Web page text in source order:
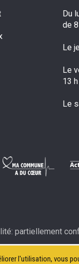
l'utilisation, vous
Du
de
Le
Le
13
Le
partiellement